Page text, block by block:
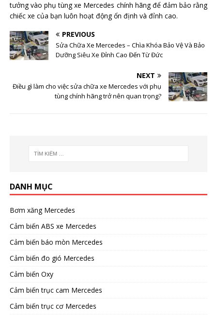
tưởng vào phụ tùng xe Mercedes chính hãng để đảm bảo rằng
chiếc xe của bạn luôn hoạt động ổn định và đỉnh cao.
PREVIOUS
Sửa Chữa Xe Mercedes – Chìa Khóa Bảo Vệ Và Bảo
Dưỡng Siêu Xe Đỉnh Cao Đến Từ Đức
NEXT
Điều gì làm cho việc sửa chữa xe Mercedes với phụ
tùng chính hãng trở nên quan trọng?
DANH MỤC
Bơm xăng Mercedes
Cảm biến ABS xe Mercedes
Cảm biến báo mòn Mercedes
Cảm biến đo gió Mercedes
Cảm biến Oxy
Cảm biến trục cam Mercedes
Cảm biến trục cơ Mercedes